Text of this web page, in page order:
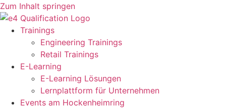
Zum Inhalt springen
Trainings
Engineering Trainings
Retail Trainings
E-Learning
E-Learning Lösungen
Lernplattform für Unternehmen
Events am Hockenheimring